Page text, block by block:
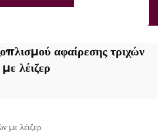
αφαίρεσης τριχών
με λέιζερ
με λέιζερ